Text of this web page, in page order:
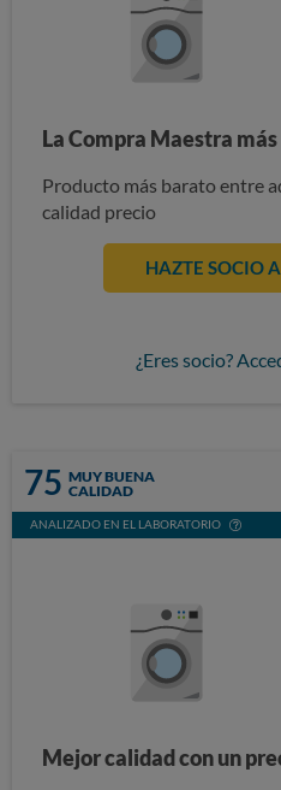
La Compra Maestra
Producto más barato entre
calidad precio
HAZTE SOCIO
¿Eres socio?
75 MUY BUENA
CALIDAD
ANALIZADO EN EL LABORATORIO
Mejor calidad con un